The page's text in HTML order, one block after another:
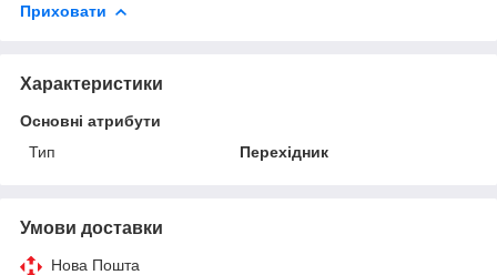
Приховати
Характеристики
Основні атрибути
Тип
Перехідник
Умови доставки
Нова Пошта